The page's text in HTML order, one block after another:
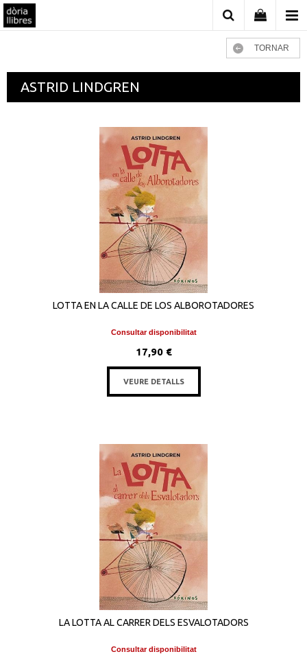
TORNAR
ASTRID LINDGREN
LOTTA EN LA CALLE DE LOS ALBOROTADORES
Consultar disponibilitat
17,90 €
VEURE DETALLS
LA LOTTA AL CARRER DELS ESVALOTADORS
Consultar disponibilitat